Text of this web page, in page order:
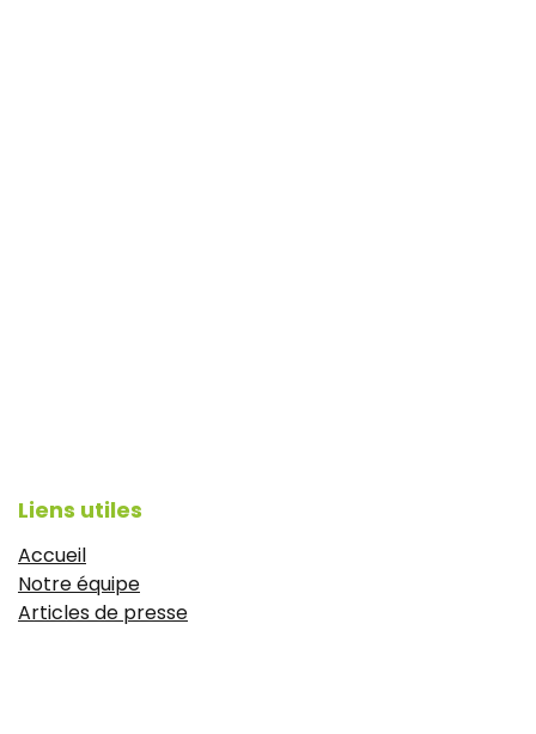
Liens utiles
Accueil
Notre équipe
Articles de presse